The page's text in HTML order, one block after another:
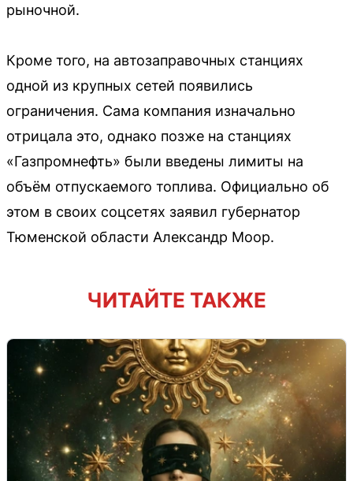
рыночной.
Кроме того, на автозаправочных станциях
одной из крупных сетей появились
ограничения. Сама компания изначально
отрицала это, однако позже на станциях
«Газпромнефть» были введены лимиты на
объём отпускаемого топлива. Официально об
этом в своих соцсетях заявил губернатор
Тюменской области Александр Моор.
ЧИТАЙТЕ ТАКЖЕ